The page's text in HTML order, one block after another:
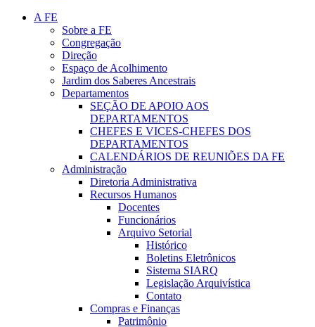
A FE
Sobre a FE
Congregação
Direção
Espaço de Acolhimento
Jardim dos Saberes Ancestrais
Departamentos
SEÇÃO DE APOIO AOS
DEPARTAMENTOS
CHEFES E VICES-CHEFES DOS
DEPARTAMENTOS
CALENDÁRIOS DE REUNIÕES DA FE
Administração
Diretoria Administrativa
Recursos Humanos
Docentes
Funcionários
Arquivo Setorial
Histórico
Boletins Eletrônicos
Sistema SIARQ
Legislação Arquivística
Contato
Compras e Finanças
Patrimônio